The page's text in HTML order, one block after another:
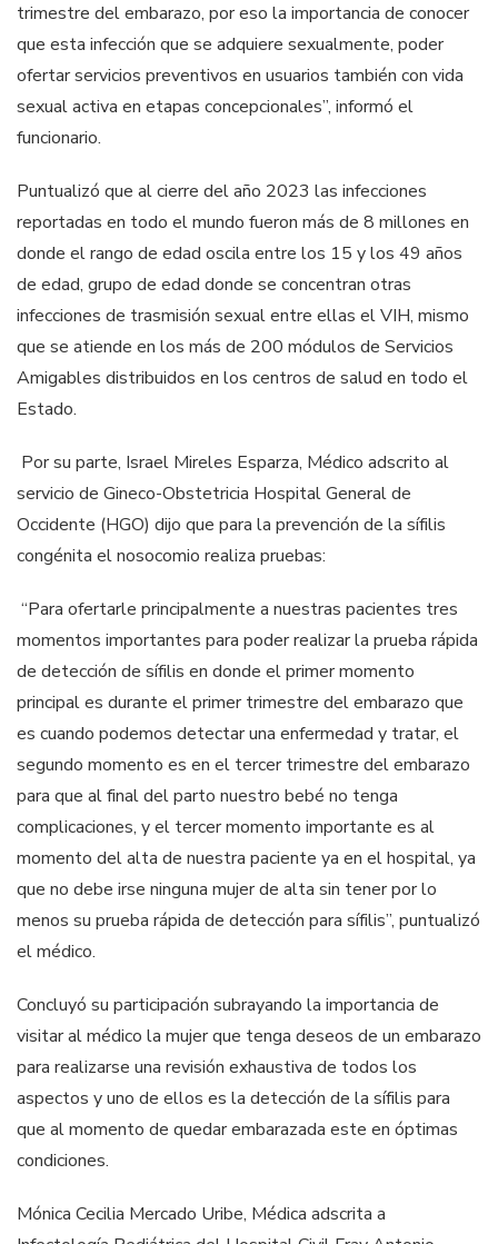
trimestre del embarazo, por eso la importancia de conocer
que esta infección que se adquiere sexualmente, poder
ofertar servicios preventivos en usuarios también con vida
sexual activa en etapas concepcionales”, informó el
funcionario.
Puntualizó que al cierre del año 2023 las infecciones
reportadas en todo el mundo fueron más de 8 millones en
donde el rango de edad oscila entre los 15 y los 49 años
de edad, grupo de edad donde se concentran otras
infecciones de trasmisión sexual entre ellas el VIH, mismo
que se atiende en los más de 200 módulos de Servicios
Amigables distribuidos en los centros de salud en todo el
Estado.
Por su parte, Israel Mireles Esparza, Médico adscrito al
servicio de Gineco-Obstetricia Hospital General de
Occidente (HGO) dijo que para la prevención de la sífilis
congénita el nosocomio realiza pruebas:
“Para ofertarle principalmente a nuestras pacientes tres
momentos importantes para poder realizar la prueba rápida
de detección de sífilis en donde el primer momento
principal es durante el primer trimestre del embarazo que
es cuando podemos detectar una enfermedad y tratar, el
segundo momento es en el tercer trimestre del embarazo
para que al final del parto nuestro bebé no tenga
complicaciones, y el tercer momento importante es al
momento del alta de nuestra paciente ya en el hospital, ya
que no debe irse ninguna mujer de alta sin tener por lo
menos su prueba rápida de detección para sífilis”, puntualizó
el médico.
Concluyó su participación subrayando la importancia de
visitar al médico la mujer que tenga deseos de un embarazo
para realizarse una revisión exhaustiva de todos los
aspectos y uno de ellos es la detección de la sífilis para
que al momento de quedar embarazada este en óptimas
condiciones.
Mónica Cecilia Mercado Uribe, Médica adscrita a